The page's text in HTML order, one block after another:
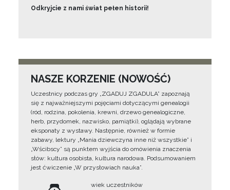
Odkryjcie z nami świat pełen historii!
NASZE KORZENIE (NOWOŚĆ)
Uczestnicy podczas gry „ZGADUJ ZGADULA” zapoznają
się z najważniejszymi pojęciami dotyczącymi genealogii
(ród, rodzina, pokolenia, krewni, drzewo genealogiczne,
herb, przydomek, nazwisko, pamiątki), oglądają wybrane
eksponaty z wystawy. Następnie, również w formie
zabawy, lektury „Mania dziewczyna inne niż wszystkie” i
„Wścibscy” są punktem wyjścia do omówienia znaczenia
słów: kultura osobista, kultura narodowa. Podsumowaniem
jest ćwiczenie „W przysłowiach nauka”.
wiek uczestników